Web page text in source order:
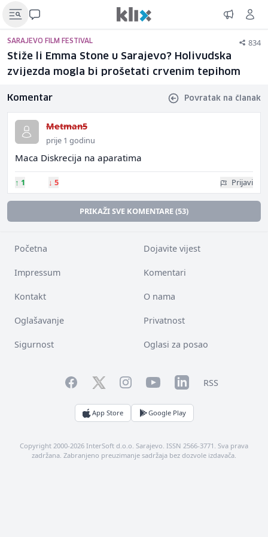
SARAJEVO FILM FESTIVAL 834
Stiže li Emma Stone u Sarajevo? Holivudska
zvijezda mogla bi prošetati crvenim tepihom
Komentar Povratak na članak
Metman5
prije 1 godinu
Maca Diskrecija na aparatima
↑ 1 ↓ 5 Prijavi
PRIKAŽI SVE KOMENTARE (53)
Početna Dojavite vijest
Impressum Komentari
Kontakt O nama
Oglašavanje Privatnost
Sigurnost Oglasi za posao
FacebookTwitterInstagramYouTubeLinkedInRSS
App Store Google Play
Copyright 2000-2026 InterSoft d.o.o. Sarajevo. ISSN 2566-3771. Sva prava
zadržana. Zabranjeno preuzimanje sadržaja bez dozvole izdavača.